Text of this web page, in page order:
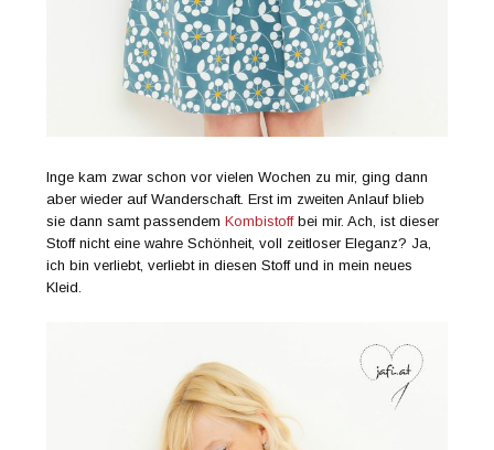
Inge kam zwar schon vor vielen Wochen zu mir, ging dann
aber wieder auf Wanderschaft. Erst im zweiten Anlauf blieb
sie dann samt passendemKombistoffbei mir. Ach, ist dieser
Stoff nicht eine wahre Schönheit, voll zeitloser Eleganz? Ja,
ich bin verliebt, verliebt in diesen Stoff und in mein neues
Kleid.